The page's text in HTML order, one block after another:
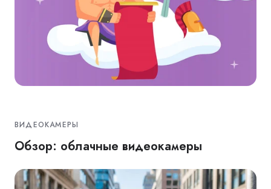
ВИДЕОКАМЕРЫ
Обзор: облачные видеокамеры